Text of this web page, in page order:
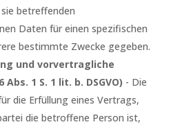
betreffenden
Daten für einen spezifischen
bestimmte Zwecke gegeben.
und vorvertragliche
1 S. 1 lit. b. DSGVO) - Die
die Erfüllung eines Vertrags,
die betroffene Person ist,